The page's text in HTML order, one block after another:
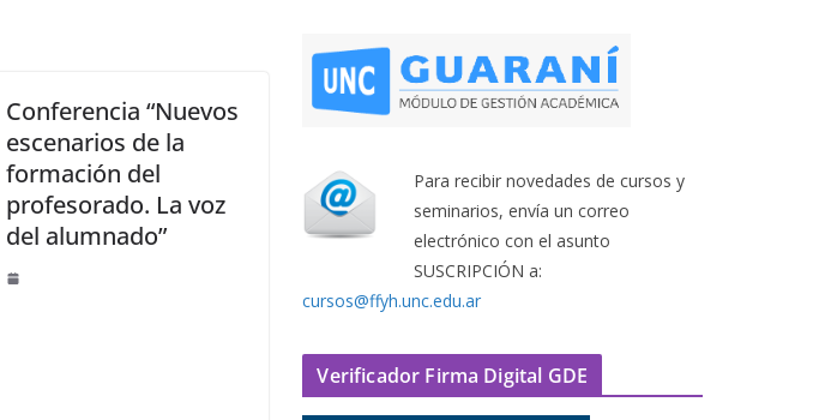
Conferencia “Nuevos
escenarios de la
formación del
profesorado. La voz
del alumnado”
Para recibir novedades de cursos y
seminarios, envía un correo
electrónico con el asunto
SUSCRIPCIÓN a:
cursos@ffyh.unc.edu.ar
Verificador Firma Digital GDE